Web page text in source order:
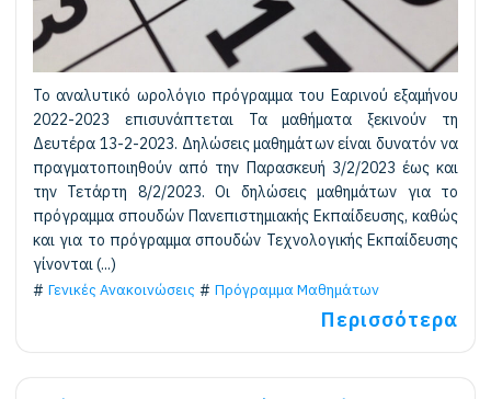
Το αναλυτικό ωρολόγιο πρόγραμμα του Εαρινού εξαμήνου
2022-2023 επισυνάπτεται Τα μαθήματα ξεκινούν τη
Δευτέρα 13-2-2023. Δηλώσεις μαθημάτων είναι δυνατόν να
πραγματοποιηθούν από την Παρασκευή 3/2/2023 έως και
την Τετάρτη 8/2/2023. Οι δηλώσεις μαθημάτων για το
πρόγραμμα σπουδών Πανεπιστημιακής Εκπαίδευσης, καθώς
και για το πρόγραμμα σπουδών Τεχνολογικής Εκπαίδευσης
γίνονται (...)
Γενικές Ανακοινώσεις
Πρόγραμμα Μαθημάτων
Περισσότερα